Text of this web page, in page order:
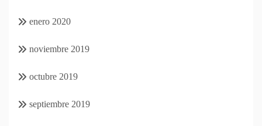
enero 2020
noviembre 2019
octubre 2019
septiembre 2019